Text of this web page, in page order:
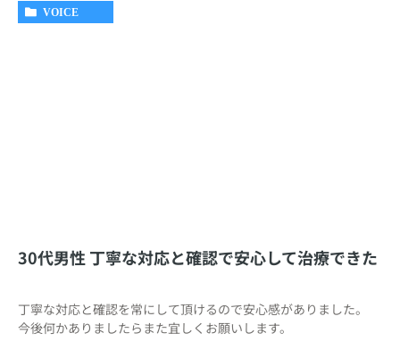
VOICE
30代男性 丁寧な対応と確認で安心して治療できた
丁寧な対応と確認を常にして頂けるので安心感がありました。
今後何かありましたらまた宜しくお願いします。